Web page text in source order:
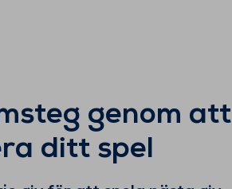
genom att
ditt spel